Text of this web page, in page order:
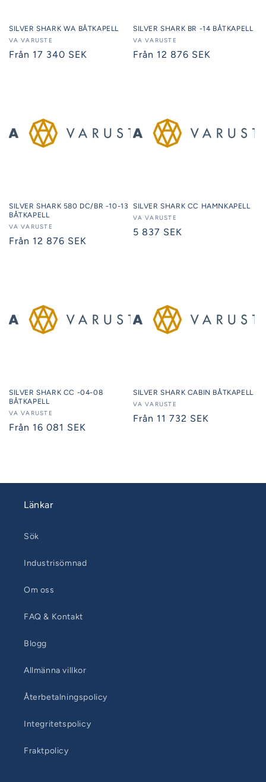
SILVER SHARK WA BÅTKAPELL
Säljare:
VA VARUSTE
Ordinarie
Från 17 340 SEK
SILVER SHARK BR -14 BÅTKAPELL
Säljare:
VA VARUSTE
Ordinarie
Från 12 876 SEK
SILVER SHARK 580 DC/BR -10-13
BÅTKAPELL
Säljare:
VA VARUSTE
Ordinarie
Från 12 876 SEK
SILVER SHARK CC HAMNKAPELL
Säljare:
VA VARUSTE
Ordinarie
5 837 SEK
SILVER SHARK CC -04-08
BÅTKAPELL
Säljare:
VA VARUSTE
Ordinarie
Från 16 081 SEK
SILVER SHARK CABIN BÅTKAPELL
Säljare:
VA VARUSTE
Ordinarie
Från 11 732 SEK
Länkar
Sök
Industrisömnad
Om oss
FAQ & Kontakt
Blogg
Allmänna villkor
Återbetalningspolicy
Integritetspolicy
Fraktpolicy